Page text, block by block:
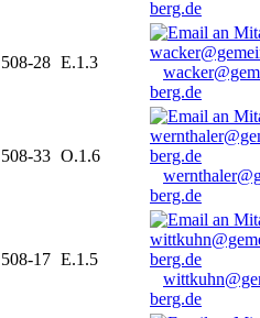
berg.de
28 E.1.3
berg.de
33 O.1.6
berg.de
17 E.1.5
berg.de